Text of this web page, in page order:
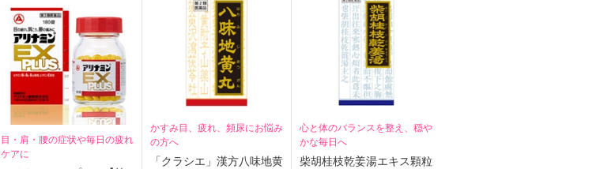
目・肩・腰の症状や毎日の疲れ
ケアに
かすみ目、疲れ、頻尿にお悩み
の方へ
「クラシエ」漢方八味地黄
心と体のバランスを整え、穏や
かな毎日へ
柴胡桂枝乾姜湯エキス顆粒